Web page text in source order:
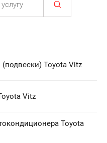
Toyota Vitz
Vitz
Toyota